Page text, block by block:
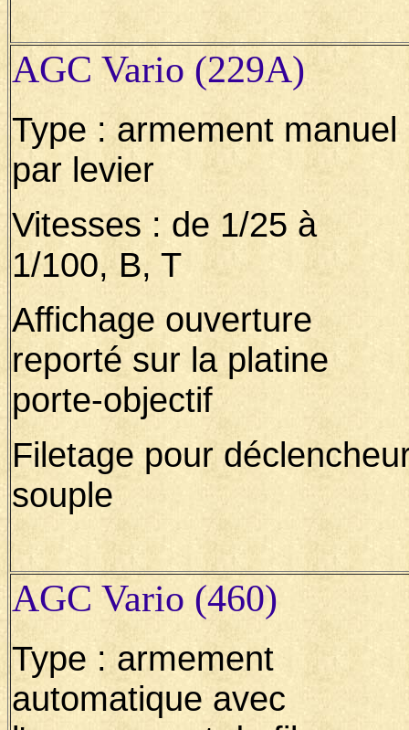
AGC Vario (229A)
Type : armement manuel
par levier
Vitesses : de 1/25 à
1/100, B, T
Affichage ouverture
reporté sur la platine
porte-objectif
Filetage pour
souple
AGC Vario (460)
Type : armement
automatique avec